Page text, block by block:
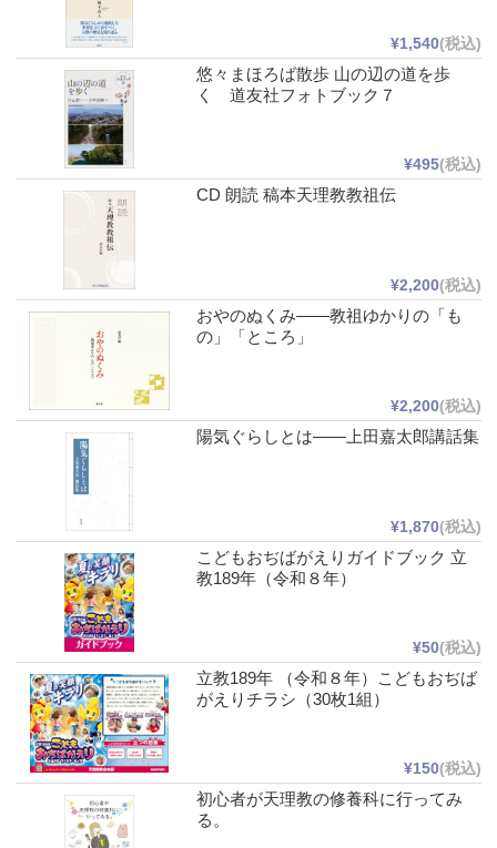
¥1,540(税込)
悠々まほろば散歩 山の辺の道を歩
く 道友社フォトブック７
¥495(税込)
CD 朗読 稿本天理教教祖伝
¥2,200(税込)
おやのぬくみ――教祖ゆかりの「も
の」「ところ」
¥2,200(税込)
陽気ぐらしとは――上田嘉太郎講話集
¥1,870(税込)
こどもおぢばがえりガイドブック 立
教189年（令和８年）
¥50(税込)
立教189年 （令和８年）こどもおぢば
がえりチラシ（30枚1組）
¥150(税込)
初心者が天理教の修養科に行ってみ
る。